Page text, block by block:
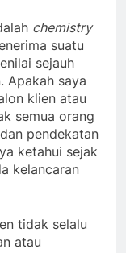
chemistry
suatu
sejauh
Apakah saya
klien atau
semua orang
pendekatan
ketahui sejak
kelancaran
tidak selalu
atau